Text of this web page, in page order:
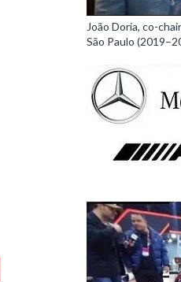
João Doria, co-
São Paulo